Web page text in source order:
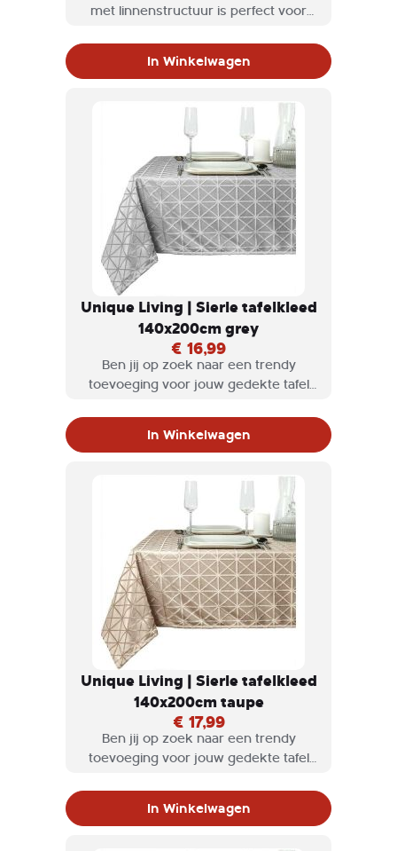
met linnenstructuur is perfect voor
gemakkelijk op de meeste eettafels.
In Winkelwagen
Unique Living | Sierle tafelkleed
140x200cm grey
€ 16,99
Ben jij op zoek naar een trendy
toevoeging voor jouw gedekte tafel
lopers perfect voor jou!
In Winkelwagen
Unique Living | Sierle tafelkleed
140x200cm taupe
€ 17,99
Ben jij op zoek naar een trendy
toevoeging voor jouw gedekte tafel
lopers perfect voor jou!
In Winkelwagen